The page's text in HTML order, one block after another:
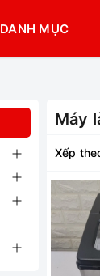
DANH MỤC
Máy
Xếp